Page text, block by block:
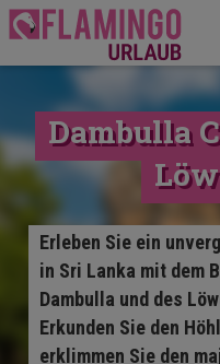
Dambulla
Erleben Sie ein
in Sri Lanka mit dem
Dambulla und des
Erkunden Sie den
erklimmen Sie den